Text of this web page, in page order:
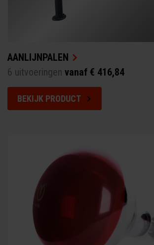
AANLIJNPALEN
6 uitvoeringen vanaf € 416,84
BEKIJK PRODUCT